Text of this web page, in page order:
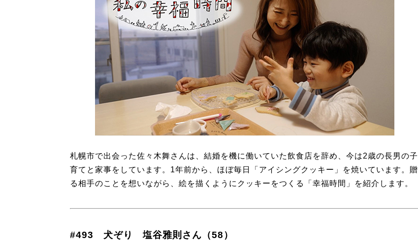
札幌市で出会った佐々木舞さんは、結婚を機に働いていた飲食店を辞め、今は2歳の長男の子
育てと家事をしています。1年前から、ほぼ毎日「アイシングクッキー」を焼いています。贈
る相手のことを想いながら、絵を描くようにクッキーをつくる「幸福時間」を紹介します。
#493 犬ぞり 塩谷雅則さん（58）